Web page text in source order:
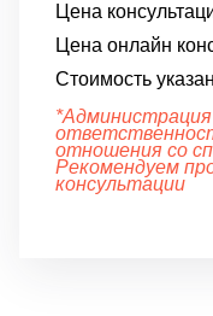
Цена
Цена онлайн
Стоимость
отношения со
Рекомендуем
консультации